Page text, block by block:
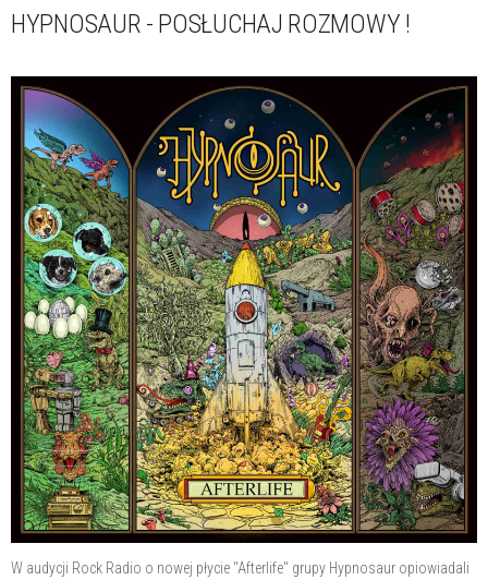
HYPNOSAUR - POSŁUCHAJ ROZMOWY !
W audycji Rock Radio o nowej płycie "Afterlife" grupy Hypnosaur opiowiadali